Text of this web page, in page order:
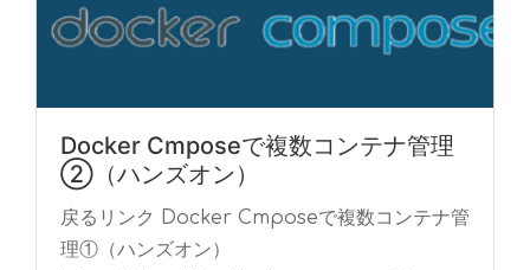
Docker Cmposeで複数コンテナ管理
②（ハンズオン）
戻るリンク Docker Cmposeで複数コンテナ管
理①（ハンズオン）